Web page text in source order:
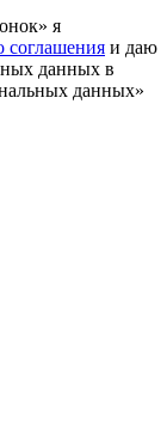
я
соглашения и даю
данных в
данных»